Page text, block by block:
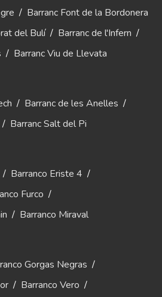
/ Barranc Font de la Bordonera
del Bulí/ Barranc de l'Infern /
/ Barranc Viu de Llevata
/ Barranc de les Anelles /
/ Barranc Salt del Pi
/ Barranco Eriste 4 /
Furco /
/ Barranco Miraval
Gorgas Negras /
/ Barranco Vero /